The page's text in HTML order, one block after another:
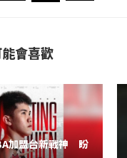
會喜歡
加盟台新戰神 盼